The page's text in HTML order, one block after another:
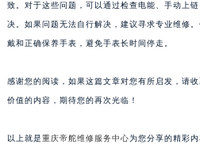
致。对于这些问题，可以通过检查电能、手动上
决。如果问题无法自行解决，建议寻求专业维修
戴和正确保养手表，避免手表长时间停走。
感谢您的阅读，如果这篇文章对您有所启发，请
价值的内容，期待您的再次光临！
以上就是重庆帝舵维修服务中心为您分享的精彩